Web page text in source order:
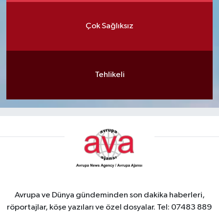
Çok Sağlıksız
Tehlikeli
Avrupa ve Dünya gündeminden son dakika haberleri,
röportajlar, köşe yazıları ve özel dosyalar. Tel: 07483 889